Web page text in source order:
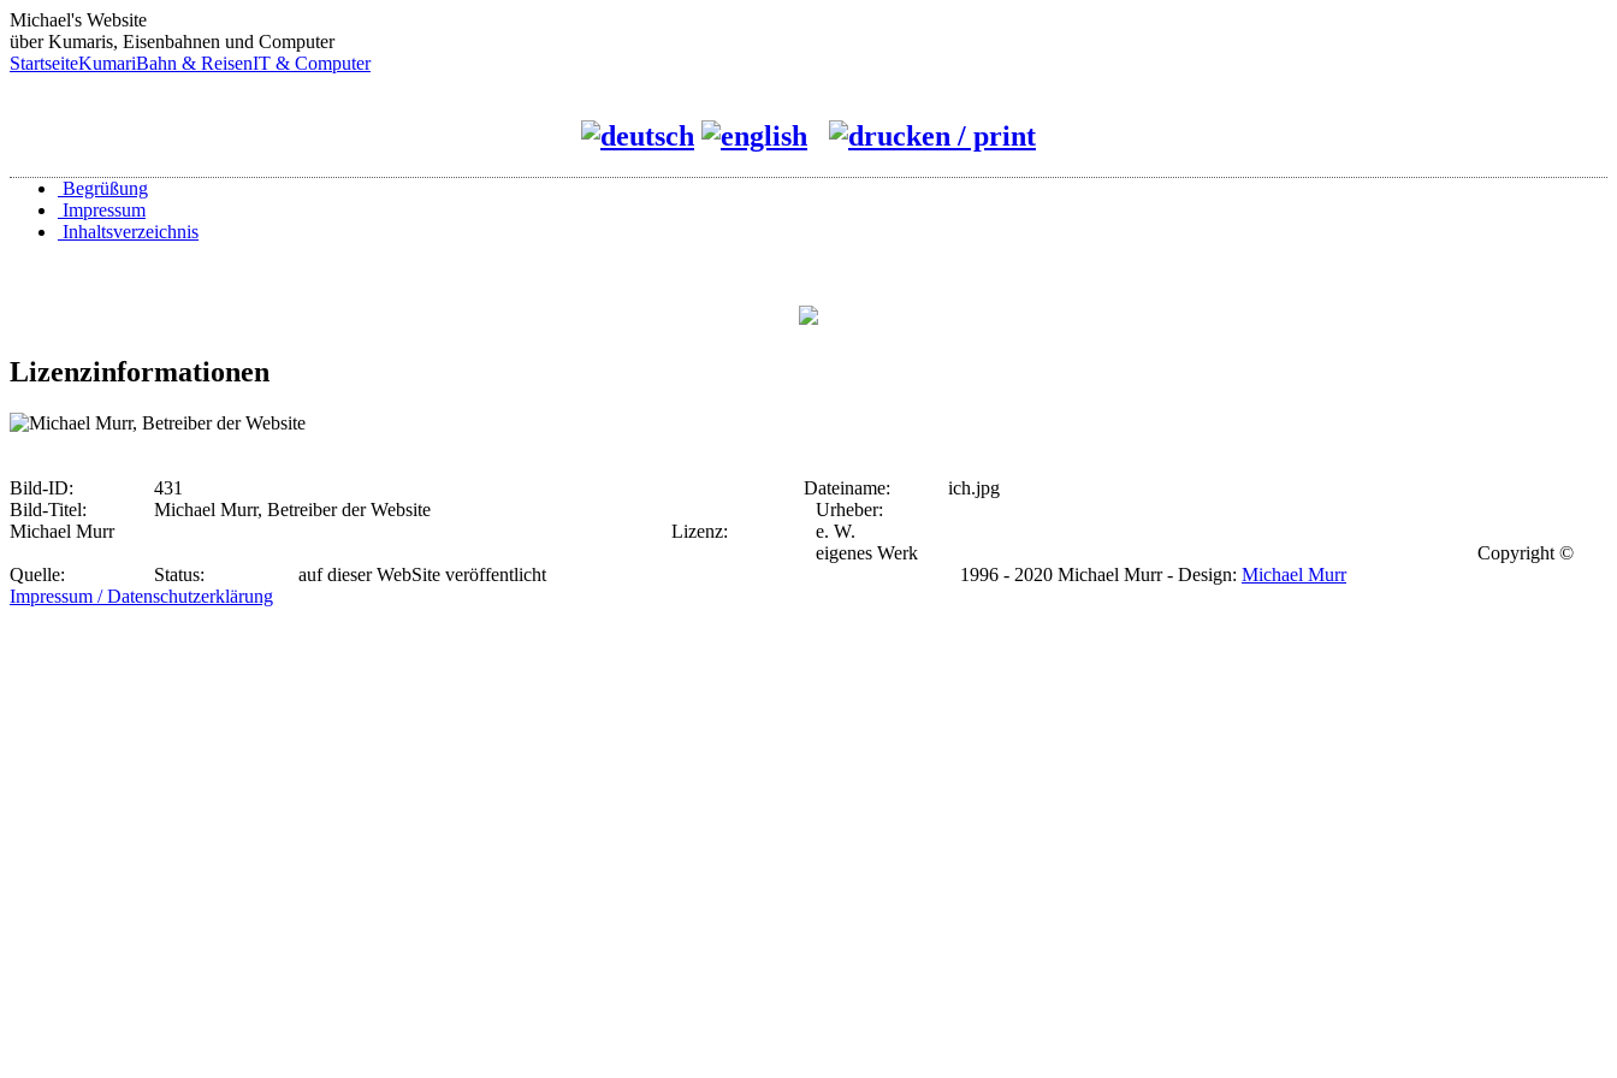
Michael's Website
über Kumaris, Eisenbahnen und Computer
StartseiteKumariBahn & ReisenIT & Computer
Begrüßung
Impressum
Inhaltsverzeichnis
Lizenzinformationen
Bild-ID: 431 Dateiname:
ich.jpg
Bild-Titel:
Michael Murr, Betreiber der Website
Urheber:
Michael Murr
Lizenz:
e. W.
eigenes Werk
Quelle:
Status: auf dieser WebSite veröffentlicht
Copyright ©
1996 - 2020 Michael Murr - Design: Michael Murr
Impressum / Datenschutzerklärung